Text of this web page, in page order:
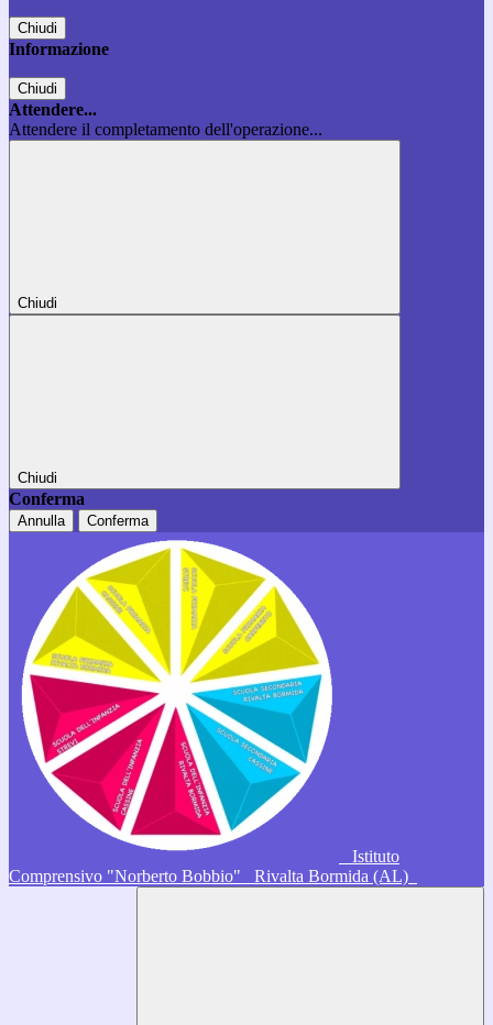
Chiudi
Informazione
Chiudi
Attendere...
Attendere il completamento dell'operazione...
Chiudi
Chiudi
Conferma
Annulla Conferma
Istituto
Comprensivo "Norberto Bobbio"
Rivalta Bormida (AL)